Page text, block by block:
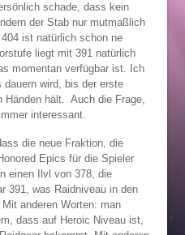
schade, dass kein
der Stab nur mutmaßlich
ist natürlich schon ne
liegt mit 391 natürlich
momentan verfügbar ist. Ich
dauern wird, bis der erste
Händen hält. Auch die Frage,
interessant.
die neue Fraktion, die
Epics für die Spieler
einen Ilvl von 378, die
391, was Raidniveau in den
anderen Worten: man
dass auf Heroic Niveau ist,